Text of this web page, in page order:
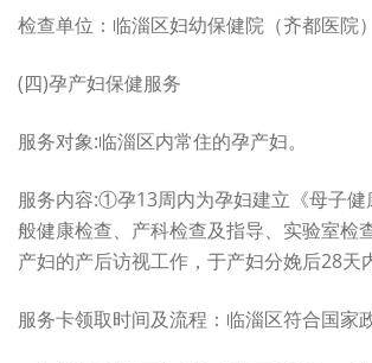
检查单位：临淄区妇幼保健院（齐都医院）
(四)孕产妇保健服务
服务对象:临淄区内常住的孕产妇。
服务内容:①孕13周内为孕妇建立《母子
般健康检查、产科检查及指导、实验室
产妇的产后访视工作，于产妇分娩后28
服务卡领取时间及流程：临淄区符合国家